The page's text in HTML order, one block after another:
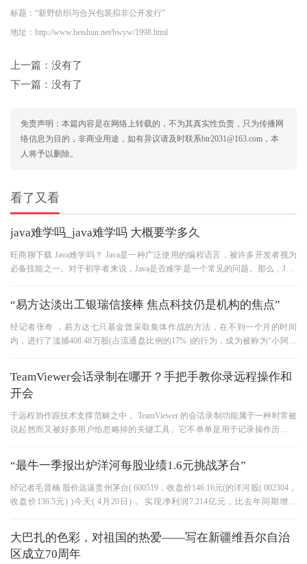
标题：“新野纺织与合兴包装拟非公开发行”
地址：http://www.beishun.net/bwyw/1998.html
上一篇：没有了
下一篇：没有了
免责声明：本篇内容是在网络上转载的，不为其真实性负责，只为传播网
络信息为目的，非商业用途，如有异议请及时联系btr2031@163.com，本
人将予以删除。
看了又看
java难学吗_java难学吗 大概要学多久
旺商聊下载 Java难学吗？ Java是一种广泛使用的编程语言，被许多开发者视为
必备技能之一。对于初学者来说，Java是否难学是一个常见的问题。那么，Java
“易方达淡出工银瑞信接棒 焦点科技仍是机构的焦点”
经记者张奇 ，易方达七只基金曾采取集体作战的方法，在不到一个月的时间
内，进行了滥捕408.48万股(占流通盘比例的17% )的行为，成为被称为“小阿里
TeamViewer会话录制在哪开？手把手教你录远程操作和
开会
于远程协作跟技术支撑范畴之中， TeamViewer 的会话录制功能属于一种时常被
说起然而又被好多用户给忽略掉的关键工具。它不单单是用于记录操作历程的
“最牛一季报出炉洋河每股业绩1.6元挑战茅台”
经记者毛晋楠 股价远逼贵州茅台( 600519，收盘价146.16元(的洋河股( 002304，
收盘价136.5元) )今天( 4月20日)， 实现净利润7.214亿元，比去年同期增长
大巴扎的色彩，对祖国的热爱——写在新疆维吾尔自治
区成立70周年